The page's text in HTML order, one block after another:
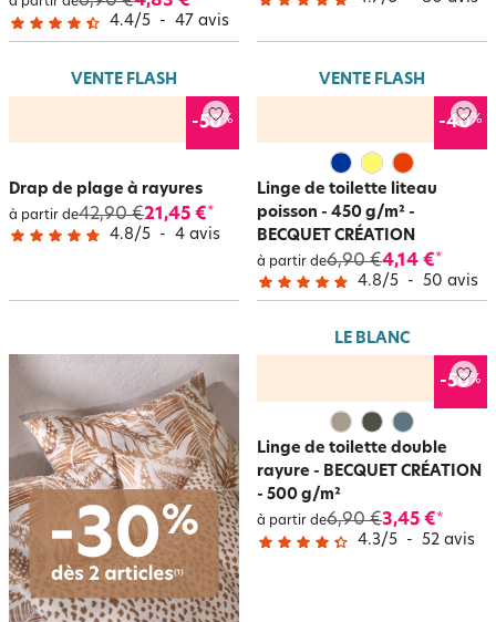
4.4/5 - 47 avis
VENTE FLASH
-50%
Drap de plage à rayures
à partir de42,90 €21,45 €*
4.8/5 - 4 avis
VENTE FLASH
-40%
Linge de toilette liteau
poisson - 450 g/m² -
BECQUET CRÉATION
à partir de6,90 €4,14 €*
4.8/5 - 50 avis
LE BLANC
-50%
Linge de toilette double
rayure - BECQUET CRÉATION
- 500 g/m²
à partir de6,90 €3,45 €*
4.3/5 - 52 avis